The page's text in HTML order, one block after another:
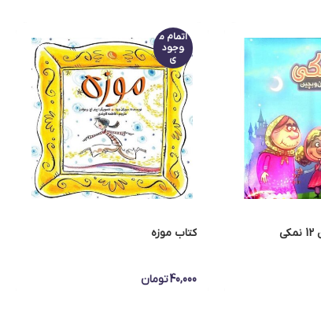
اتمام م
وجود
ی
کتاب موزه
40,000تومان